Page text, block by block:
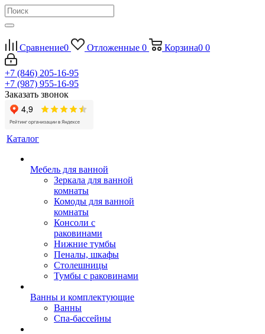
Сравнение0 Отложенные 0 Корзина0 0
+7 (846) 205-16-95
+7 (987) 955-16-95
Заказать звонок
Каталог
Мебель для ванной
Зеркала для ванной
комнаты
Комоды для ванной
комнаты
Консоли с
раковинами
Нижние тумбы
Пеналы, шкафы
Столешницы
Тумбы с раковинами
Ванны и комплектующие
Ванны
Спа-бассейны